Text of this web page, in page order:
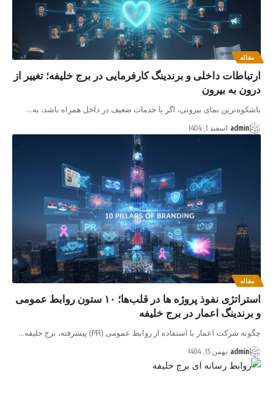
مقاله
ارتباطات داخلی و برندینگ کارفرمایی در برج خلیفه؛ تغییر از
درون به بیرون
باشکوه‌ترین نمای بیرونی، اگر با خدمات ضعیف در داخل همراه باشد، به…
admin اسفند 1, 1404
مقاله
استراتژی نفوذ پروژه ها در قلب‌ها؛ ۱۰ ستون روابط عمومی
و برندینگ اعمار در برج خلیفه
چگونه شرکت اعمار با استفاده از روابط عمومی (PR) پیشرفته، برج خلیفه…
admin بهمن 15, 1404